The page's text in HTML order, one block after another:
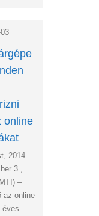
online
2014.
3.,
–
az online
éves